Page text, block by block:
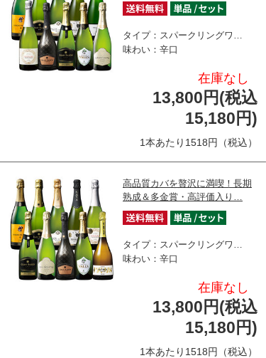
タイプ：スパークリングワ…
味わい：辛口
在庫なし
13,800円(税込
15,180円)
1本あたり1518円（税込）
高品質カバを贅沢に満喫！長期
熟成＆多金賞・高評価入り…
タイプ：スパークリングワ…
味わい：辛口
在庫なし
13,800円(税込
15,180円)
1本あたり1518円（税込）